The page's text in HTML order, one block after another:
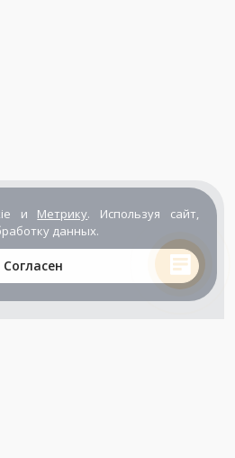
и Метрику. Используя сайт,
данных.
Согласен